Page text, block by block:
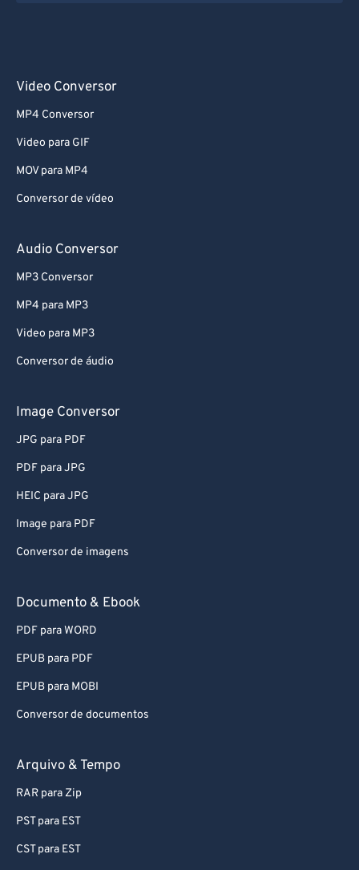
Video Conversor
MP4 Conversor
Video para GIF
MOV para MP4
Conversor de vídeo
Audio Conversor
MP3 Conversor
MP4 para MP3
Video para MP3
Conversor de áudio
Image Conversor
JPG para PDF
PDF para JPG
HEIC para JPG
Image para PDF
Conversor de imagens
Documento & Ebook
PDF para WORD
EPUB para PDF
EPUB para MOBI
Conversor de documentos
Arquivo & Tempo
RAR para Zip
PST para EST
CST para EST